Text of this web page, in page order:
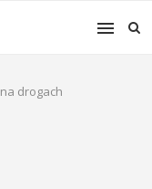
drogach